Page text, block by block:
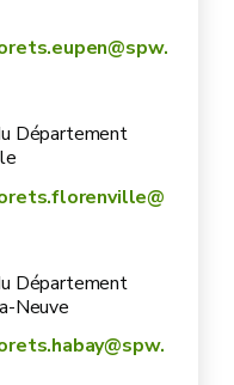
Département
Département
Neuve